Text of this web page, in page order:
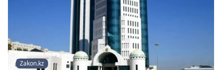
Zakon.kz